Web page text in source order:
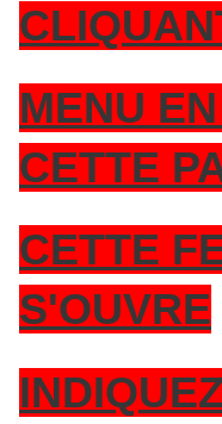
MENU
CETTE
CETTE
S'OUVRE